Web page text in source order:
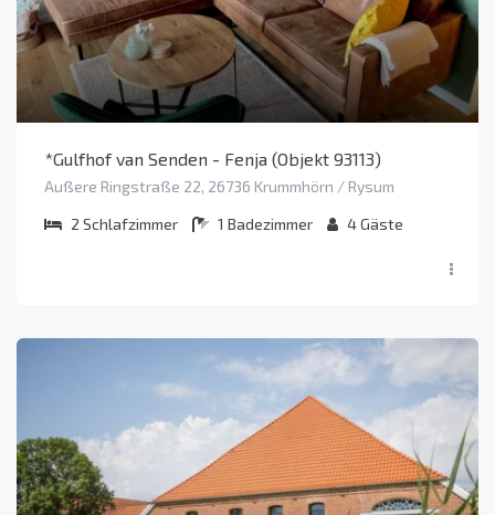
*Gulfhof van Senden - Fenja (Objekt 93113)
Außere Ringstraße 22, 26736 Krummhörn / Rysum
2 Schlafzimmer 1 Badezimmer 4Gäste